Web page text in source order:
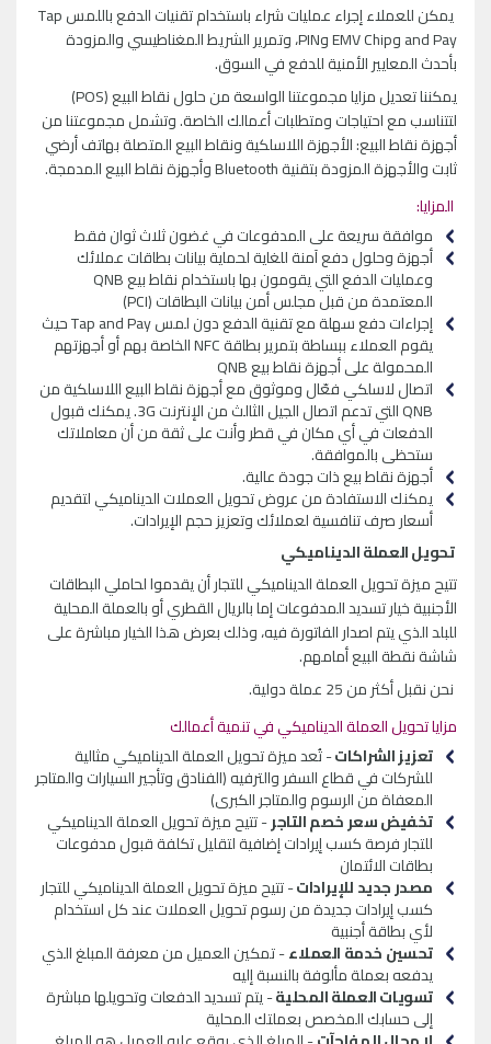
يمكن للعملاء إجراء عمليات شراء باستخدام تقنيات الدفع باللمس Tap
and Pay وEMV Chip وPIN، وتمرير الشريط المغناطيسي والمزودة
بأحدث المعايير الأمنية للدفع في السوق.
يمكننا تعديل مزايا مجموعتنا الواسعة من حلول نقاط البيع (POS)
لتتناسب مع احتياجات ومتطلبات أعمالك الخاصة. وتشمل مجموعتنا من
أجهزة نقاط البيع: الأجهزة اللاسلكية ونقاط البيع المتصلة بهاتف أرضي
ثابت والأجهزة المزودة بتقنية Bluetooth وأجهزة نقاط البيع المدمجة.
المزايا:
موافقة سريعة على المدفوعات في غضون ثلاث ثوان فقط
أجهزة وحلول دفع آمنة للغاية لحماية بيانات بطاقات عملائك
وعمليات الدفع التي يقومون بها باستخدام نقاط بيع QNB
المعتمدة من قبل مجلس أمن بيانات البطاقات (PCI)
إجراءات دفع سهلة مع تقنية الدفع دون لمس Tap and Pay حيث
يقوم العملاء ببساطة بتمرير بطاقة NFC الخاصة بهم أو أجهزتهم
المحمولة على أجهزة نقاط بيع QNB
اتصال لاسلكي فعّال وموثوق مع أجهزة نقاط البيع اللاسلكية من
QNB التي تدعم اتصال الجيل الثالث من الإنترنت 3G. يمكنك قبول
الدفعات في أي مكان في قطر وأنت على ثقة من أن معاملاتك
ستحظى بالموافقة.
أجهزة نقاط بيع ذات جودة عالية.
يمكنك الاستفادة من عروض تحويل العملات الديناميكي لتقديم
أسعار صرف تنافسية لعملائك وتعزيز حجم الإيرادات.
تحويل العملة الديناميكي
تتيح ميزة تحويل العملة الديناميكي للتجار أن يقدموا لحاملي البطاقات
الأجنبية خيار تسديد المدفوعات إما بالريال القطري أو بالعملة المحلية
للبلد الذي يتم اصدار الفاتورة فيه، وذلك بعرض هذا الخيار مباشرة على
شاشة نقطة البيع أمامهم.
نحن نقبل أكثر من 25 عملة دولية.
مزايا تحويل العملة الديناميكي في تنمية أعمالك
تعزيز الشراكات- تُعد ميزة تحويل العملة الديناميكي مثالية
للشركات في قطاع السفر والترفيه (الفنادق وتأجير السيارات والمتاجر
المعفاة من الرسوم والمتاجر الكبرى)
تخفيض سعر خصم التاجر- تتيح ميزة تحويل العملة الديناميكي
للتجار فرصة كسب إيرادات إضافية لتقليل تكلفة قبول مدفوعات
بطاقات الائتمان
مصدر جديد للإيرادات- تتيح ميزة تحويل العملة الديناميكي للتجار
كسب إيرادات جديدة من رسوم تحويل العملات عند كل استخدام
لأي بطاقة أجنبية
تحسين خدمة العملاء- تمكين العميل من معرفة المبلغ الذي
يدفعه بعملة مألوفة بالنسبة إليه
تسويات العملة المحلية- يتم تسديد الدفعات وتحويلها مباشرة
إلى حسابك المخصص بعملتك المحلية